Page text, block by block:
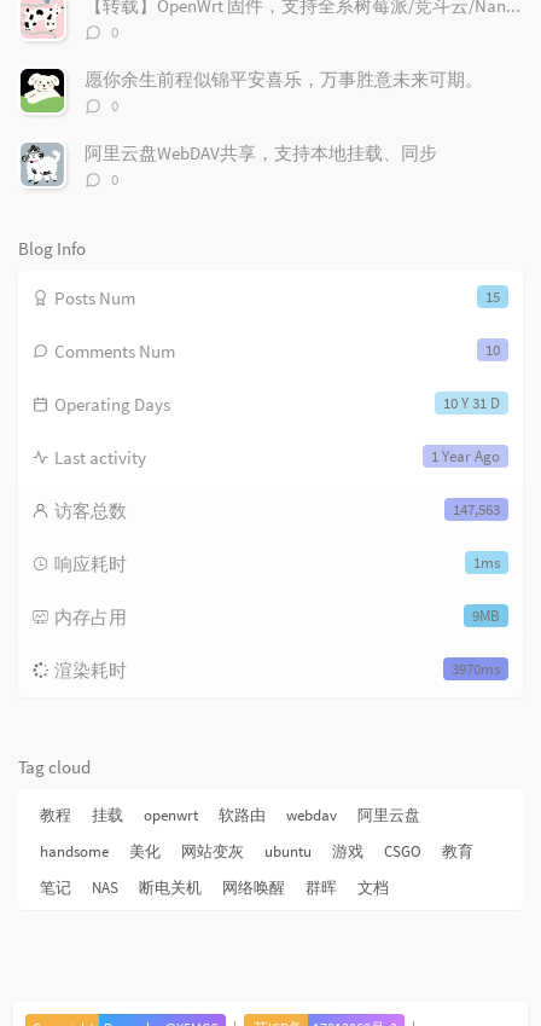
t
c
l
s
n
l
【转载】OpenWrt 固件，支持全系树莓派/竞斗云/NanoPi R2S/x86 设备
评
数：
0
愿你余生前程似锦平安喜乐，万事胜意未来可期。
评
数：
0
阿里云盘WebDAV共享，支持本地挂载、同步
评
0
Blog Info
15
Posts Num
10
Comments Num
10 Y 31 D
Operating Days
1 Year Ago
Last activity
147,563
访客总数
1ms
响应耗时
9MB
内存占用
3970ms
渲染耗时
Tag cloud
教程 挂载 openwrt 软路由 webdav
阿里云盘
handsome
美化 网站变灰 ubuntu 游戏 CSGO
教育
笔记
NAS 断电关机 网络唤醒 群晖 文档